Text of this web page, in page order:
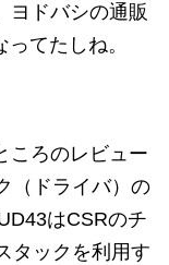
ヨドバシの通販
てたしね。
ころのレビュー
（ドライバ）の
はCSRのチ
タックを利用す